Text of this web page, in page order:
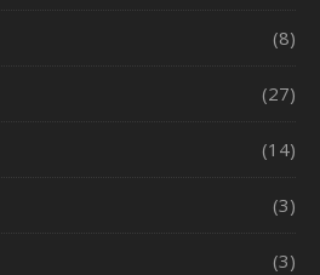
(8)
(27)
(14)
(3)
(3)